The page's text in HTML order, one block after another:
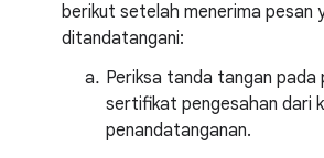
berikut setelah menerima pesan
ditandatangani:
Periksa tanda tangan
sertifikat pengesahan dari
penandatanganan.